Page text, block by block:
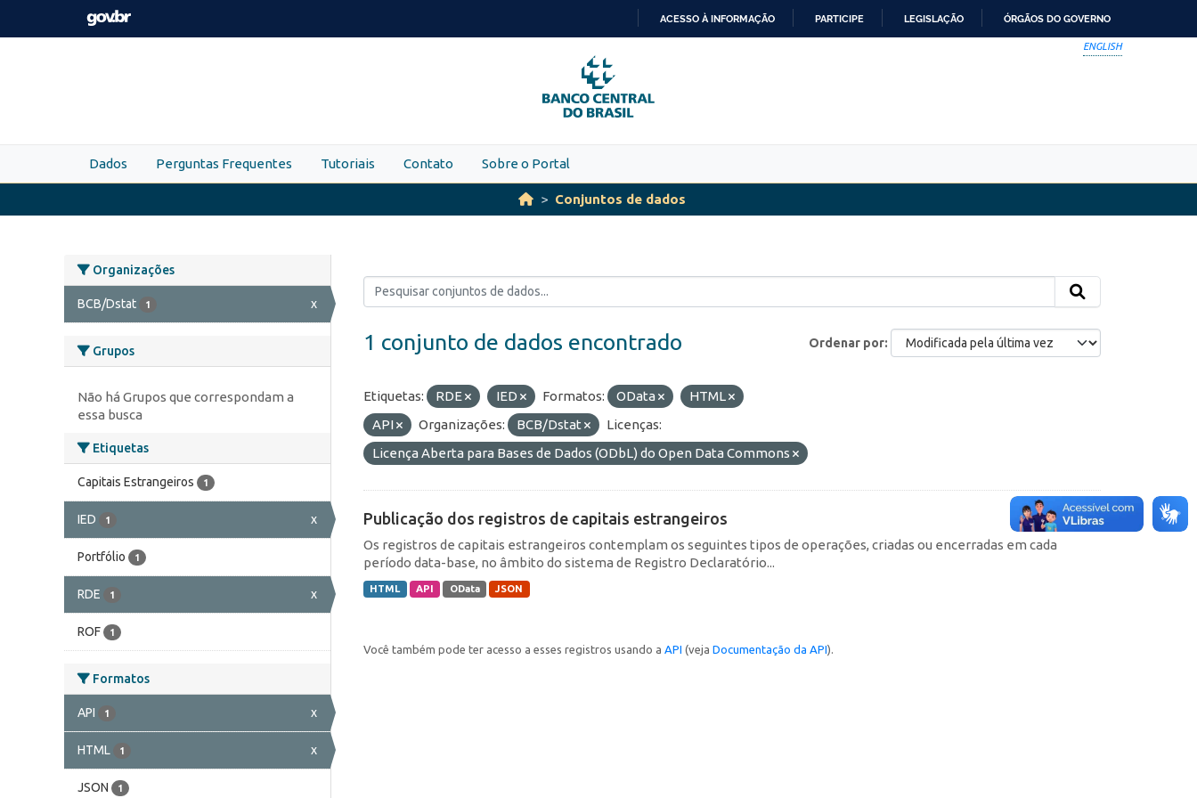
Skip to main content
PARA
O
CONTEÚDO
ACESSO À INFORMAÇÃO PARTICIPE LEGISLAÇÃO ÓRGÃOS DO GOVERNO
ENGLISH
Dados Perguntas Frequentes Tutoriais Contato Sobre o Portal
Conjuntos de dados
Organizações
BCB/Dstat 1 x
Grupos
Não há Grupos que correspondam a
essa busca
Etiquetas
Capitais Estrangeiros 1
IED 1 x
Portfólio 1
RDE 1 x
ROF 1
Formatos
API 1 x
HTML 1 x
JSON 1
Ordenar por
1 conjunto de dados encontrado
Etiquetas: RDE IED Formatos: OData
HTML
API
Organizações: BCB/Dstat
Licenças:
Licença Aberta para Bases de Dados (ODbL) do Open Data Commons
Publicação dos registros de capitais estrangeiros
Os registros de capitais estrangeiros contemplam os seguintes tipos de operações, criadas ou encerradas em cada
período data-base, no âmbito do sistema de Registro Declaratório...
HTML API OData JSON
Você também pode ter acesso a esses registros usando a API (veja Documentação da API).